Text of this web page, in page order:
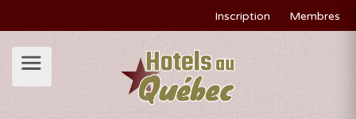
Inscription Membres